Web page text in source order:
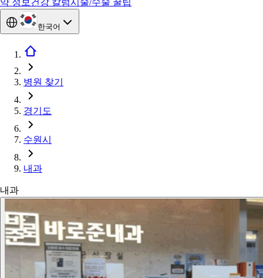
약 정보 건강 칼럼시술/수술 꿀팁
한국어
병원 찾기
경기도
수원시
내과
내과